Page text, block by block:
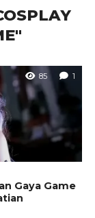
85 1
Gaya Game